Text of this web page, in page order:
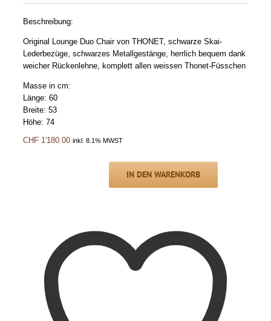
Beschreibung:
Original Lounge Duo Chair von THONET, schwarze Skai-
Lederbezüge, schwarzes Metallgestänge, herrlich bequem dank
weicher Rückenlehne, komplett allen weissen Thonet-Füsschen
Masse in cm:
Länge: 60
Breite: 53
Höhe: 74
CHF 1'180.00 inkl. 8.1% MWST
IN DEN WARENKORB